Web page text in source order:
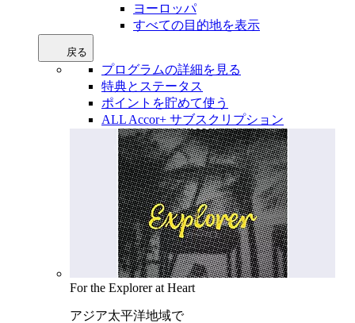
ヨーロッパ
すべての目的地を表示
戻る
プログラムの詳細を見る
特典とステータス
ポイントを貯めて使う
ALL Accor+ サブスクリプション
For the Explorer at Heart
アジア太平洋地域で